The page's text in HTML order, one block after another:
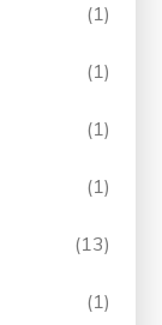
(1)
(1)
(1)
(1)
(13)
(1)